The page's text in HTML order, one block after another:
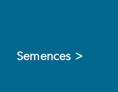
Semences >